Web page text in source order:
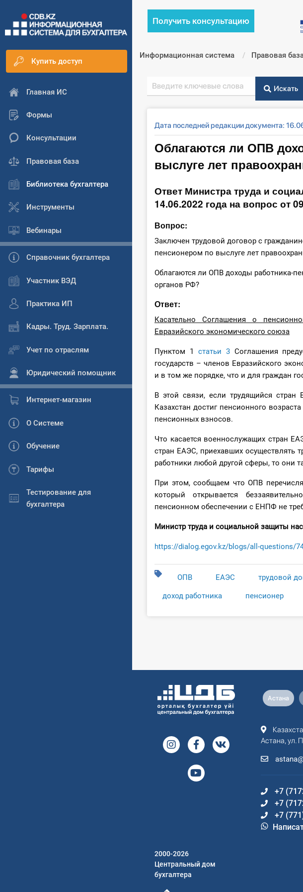
Купить доступ
Главная ИС
Формы
Консультации
Правовая база
Библиотека бухгалтера
Инструменты
Вебинары
Справочник бухгалтера
Участник ВЭД
Практика ИП
Кадры. Труд. Зарплата.
Учет по отраслям
Юридический помощник
Интернет-магазин
О Системе
Обучение
Тарифы
Тестирование для
бухгалтера
Получить консультацию
Информационная система Правовая
Искать
Дата последней редакции документа:
Облагаются ли ОПВ
выслуге лет
Ответ Министра труда и
14.06.2022 года на вопрос от
Вопрос:
Заключен трудовой договор с
пенсионером по выслуге лет
Облагаются ли ОПВ доходы работника-
органов РФ?
Ответ:
Касательно Соглашения о
Евразийского экономического союза
Пунктом 1 статьи 3Соглашения
государств – членов Евразийского
и в том же порядке, что и для граждан
В этой связи, если трудящийся
Казахстан достиг пенсионного
пенсионных взносов.
Что касается военнослужащих стран
стран ЕАЭС, приехавших осуществлять
работники любой другой сферы, то они
При этом, сообщаем что ОПВ
который открывается
пенсионном обеспечении с ЕНПФ не
Министр труда и социальной
https://dialog.egov.kz/blogs/all-questions/
ОПВ ЕАЭС трудовой
доход работника пенсионер
2000-2026
Центральный дом
бухгалтера
Астана
Астана, ул.
+7
+7
+7